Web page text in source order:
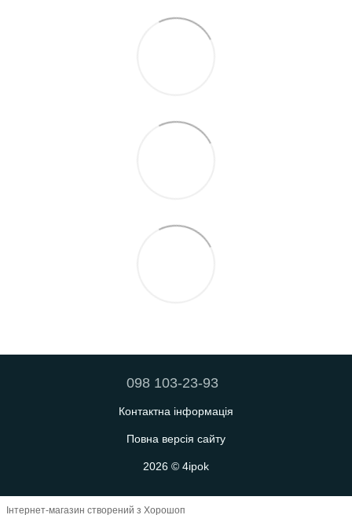
098 103-23-93
Контактна інформація
Повна версія сайту
2026 © 4ipok
Інтернет-магазин створений з Хорошоп